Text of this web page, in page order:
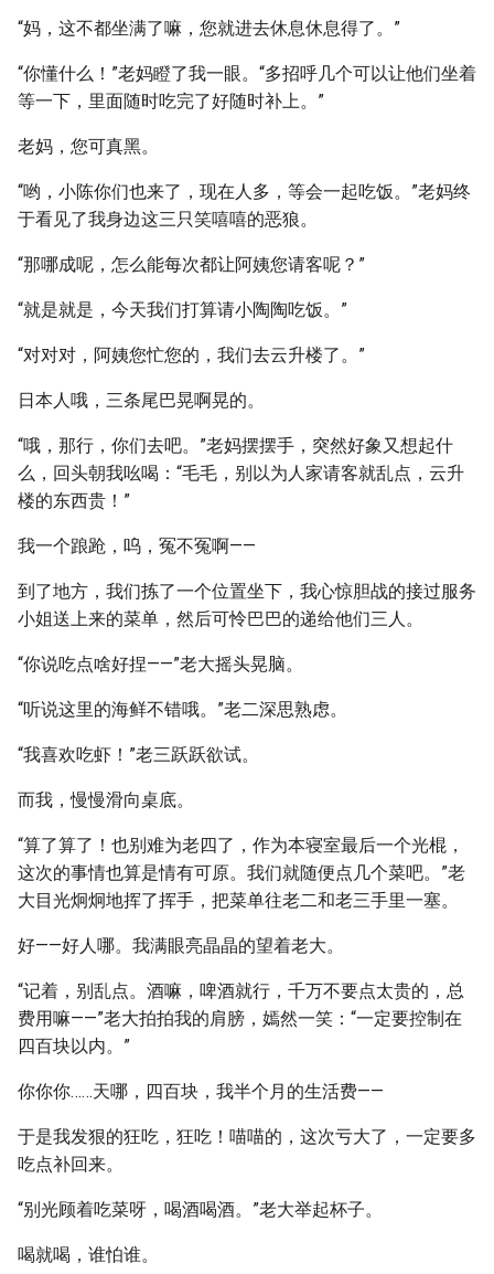
“妈，这不都坐满了嘛，您就进去休息休息得了。”
“你懂什么！”老妈瞪了我一眼。“多招呼几个可以让他们坐着
等一下，里面随时吃完了好随时补上。”
老妈，您可真黑。
“哟，小陈你们也来了，现在人多，等会一起吃饭。”老妈终
于看见了我身边这三只笑嘻嘻的恶狼。
“那哪成呢，怎么能每次都让阿姨您请客呢？”
“就是就是，今天我们打算请小陶陶吃饭。”
“对对对，阿姨您忙您的，我们去云升楼了。”
日本人哦，三条尾巴晃啊晃的。
“哦，那行，你们去吧。”老妈摆摆手，突然好象又想起什
么，回头朝我吆喝：“毛毛，别以为人家请客就乱点，云升
楼的东西贵！”
我一个踉跄，呜，冤不冤啊——
到了地方，我们拣了一个位置坐下，我心惊胆战的接过服务
小姐送上来的菜单，然后可怜巴巴的递给他们三人。
“你说吃点啥好捏——”老大摇头晃脑。
“听说这里的海鲜不错哦。”老二深思熟虑。
“我喜欢吃虾！”老三跃跃欲试。
而我，慢慢滑向桌底。
“算了算了！也别难为老四了，作为本寝室最后一个光棍，
这次的事情也算是情有可原。我们就随便点几个菜吧。”老
大目光炯炯地挥了挥手，把菜单往老二和老三手里一塞。
好——好人哪。我满眼亮晶晶的望着老大。
“记着，别乱点。酒嘛，啤酒就行，千万不要点太贵的，总
费用嘛——”老大拍拍我的肩膀，嫣然一笑：“一定要控制在
四百块以内。”
你你你……天哪，四百块，我半个月的生活费——
于是我发狠的狂吃，狂吃！喵喵的，这次亏大了，一定要多
吃点补回来。
“别光顾着吃菜呀，喝酒喝酒。”老大举起杯子。
喝就喝，谁怕谁。